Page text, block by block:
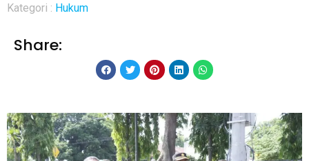
Kategori : Hukum
Share: